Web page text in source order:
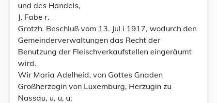
und des Handels,
J. Fabe r.
Grotzh. Beschluß vom 13. Jul i 1917, wodurch den
Gemeinderverwaltungen das Recht der
Benutzung der Fleischverkaufstellen eingeräumt
wird.
Wir Maria Adelheid, von Gottes Gnaden
Großherzogin von Luxemburg, Herzugin zu
Nassau, u, u, u;